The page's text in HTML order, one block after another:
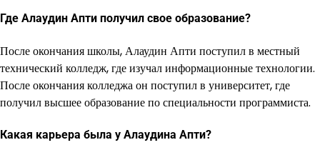
Где Алаудин Апти получил свое образование?
После окончания школы, Алаудин Апти поступил в местный
технический колледж, где изучал информационные технологии.
После окончания колледжа он поступил в университет, где
получил высшее образование по специальности программиста.
Какая карьера была у Алаудина Апти?